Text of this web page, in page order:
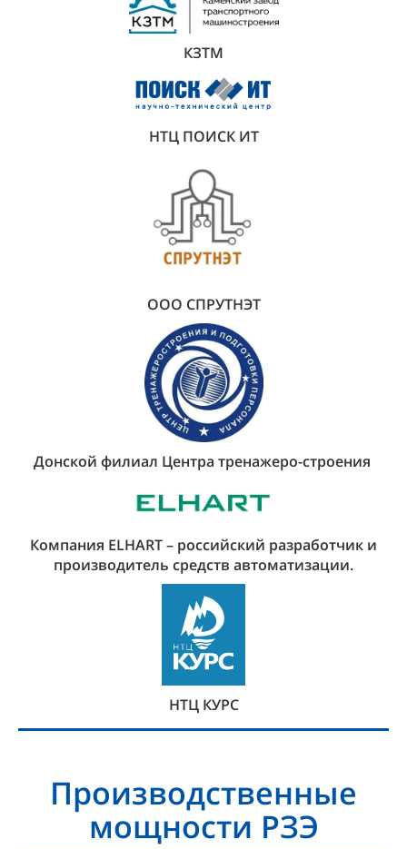
КЗТМ
НТЦПОИСК ИТ
ООО СПРУТНЭТ
Донской филиал Центра тренажеро-строения
Компания ELHART – российский разработчик и
производитель средств автоматизации.
НТЦ КУРС
Производственные
мощности РЗЭ